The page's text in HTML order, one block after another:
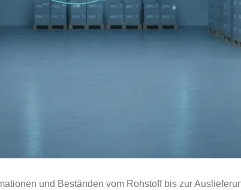
und Beständen vom Rohstoff bis zur